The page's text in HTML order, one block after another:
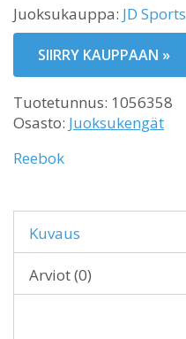
Juoksukauppa: JD Sports
SIIRRY KAUPPAAN »
Tuotetunnus: 1056358
Osasto: Juoksukengät
Reebok
Kuvaus
Arviot (0)